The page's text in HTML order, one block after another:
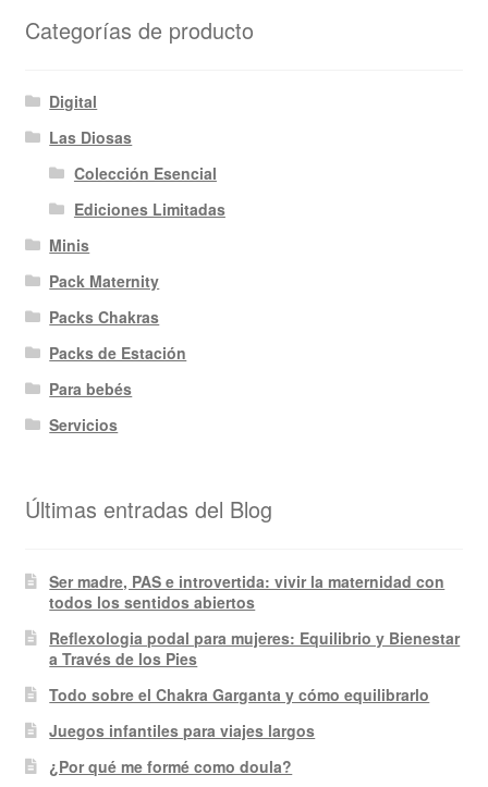
Categorías de producto
Digital
Las Diosas
Colección Esencial
Ediciones Limitadas
Minis
Pack Maternity
Packs Chakras
Packs de Estación
Para bebés
Servicios
Últimas entradas del Blog
Ser madre, PAS e introvertida: vivir la maternidad con
todos los sentidos abiertos
Reflexologia podal para mujeres: Equilibrio y Bienestar
a Través de los Pies
Todo sobre el Chakra Garganta y cómo equilibrarlo
Juegos infantiles para viajes largos
¿Por qué me formé como doula?